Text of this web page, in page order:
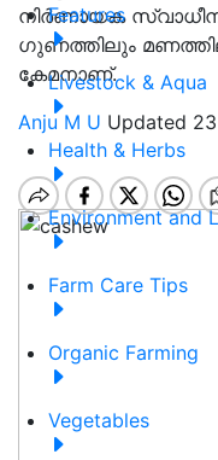
Features
Livestock & Aqua
Health & Herbs
Environment and
Farm Care Tips
Organic Farming
Vegetables
നിർണായക
ഗുണത്തിലും
കേമനാണ്.
Anju M U Updated